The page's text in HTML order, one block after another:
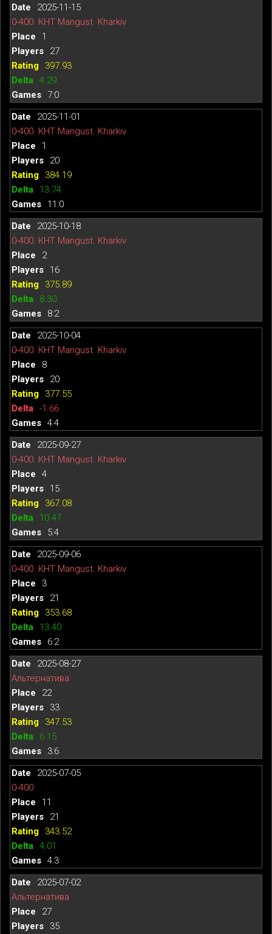
2025-11-15
0-400. КНТ Mangust. Kharkiv
1
27
397.93
4.29
7:0
2025-11-01
0-400. КНТ Mangust. Kharkiv
1
20
384.19
13.74
11:0
2025-10-18
0-400. КНТ Mangust. Kharkiv
2
16
375.89
8.30
8:2
2025-10-04
0-400. КНТ Mangust. Kharkiv
8
20
377.55
-1.66
4:4
2025-09-27
0-400. КНТ Mangust. Kharkiv
4
15
367.08
10.47
5:4
2025-09-06
0-400. КНТ Mangust. Kharkiv
3
21
353.68
13.40
6:2
2025-08-27
Альтернатива
22
33
347.53
6.15
3:6
2025-07-05
0-400
11
21
343.52
4.01
4:3
2025-07-02
Альтернатива
27
35